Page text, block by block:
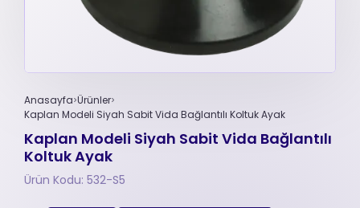
Anasayfa Ürünler
Kaplan Modeli Siyah Sabit Vida Bağlantılı Koltuk Ayak
Kaplan Modeli Siyah Sabit Vida Bağlantılı
Koltuk Ayak
Ürün Kodu: 532-S5